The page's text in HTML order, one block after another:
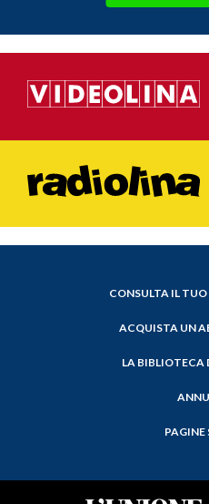
CONSULTA IL
ACQUISTA UN
LA BIBLIOTECA
PAGINE